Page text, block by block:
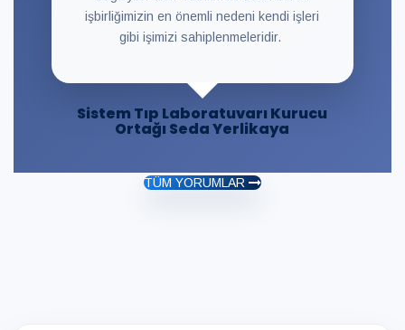
işbirliğimizin en önemli nedeni kendi işleri
gibi işimizi sahiplenmeleridir.
Sistem Tıp Laboratuvarı Kurucu
Ortağı Seda Yerlikaya
TÜM YORUMLAR